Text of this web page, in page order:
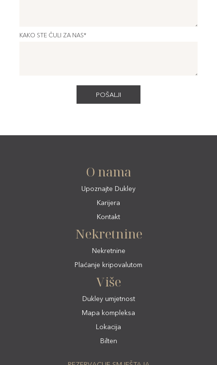
KAKO STE ČULI ZA NAS*
O nama
Upoznajte Dukley
Karijera
Kontakt
Nekretnine
Nekretnine
Plaćanje kripovalutom
Više
Dukley umjetnost
Mapa kompleksa
Lokacija
Bilten